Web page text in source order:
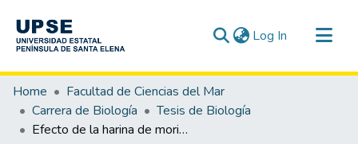
Log In (current)
Communities & Collections
All of DSpace
Statistics
Home
Facultad de Ciencias del Mar
Carrera de Biología
Tesis de Biología
Efecto de la harina de moringa moringa oleífera en el crecimiento de Alevines de Tilapia del Nilo oreochromis niloticus